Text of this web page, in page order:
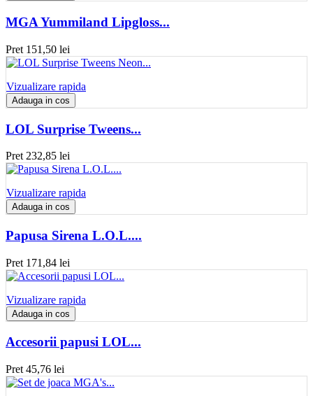
MGA Yummiland Lipgloss...
Pret 151,50 lei
Vizualizare rapida
Adauga in cos
LOL Surprise Tweens...
Pret 232,85 lei
Vizualizare rapida
Adauga in cos
Papusa Sirena L.O.L....
Pret 171,84 lei
Vizualizare rapida
Adauga in cos
Accesorii papusi LOL...
Pret 45,76 lei